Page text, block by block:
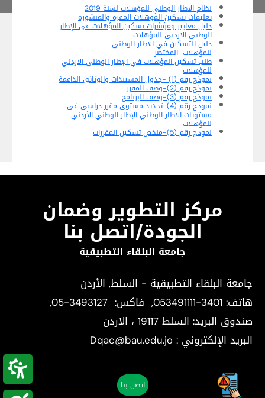
نظام الاطار الوطني للمؤهلات لسنة 2019
تعليمات تسكين المؤهلات المقرة والمنشورة
دليل معايير ومؤشرات تسكين المؤهلات في الإطار
الوطني الاردني للمؤهلات
دليل التسكين في الاطار الوطني
للمؤهلات المختصر
طلب تسكين المؤهلات في الإطار الوطني الاردني
للمؤهلات
نموذج رقم (1) -جدول المستندات والوثائق الداعمة
نموذج رقم (2)-وصف المقرر
نموذج رقم (3)-وصف البرنامج
نموذج رقم (4)-تحديد مستوى مقرر دراسي في
مستويات الإطار الوطني الإطار الوطني الأردني
للمؤهلات
نموذج رقم (5)-ملخص تسكين المقررات
مركز التطوير وضمان
الجودة/اتصل بنا
جامعة البلقاء التطبيقية
جامعة البلقاء التطبيقية - السلط, الأردن
هاتف: 053491111-3401, فاكس: 05-3493127
,
صندوق البريد: السلط 19117 ، الاردن
البريد الإلكتروني : Dqac@bau.edu.jo
اتصل بنا